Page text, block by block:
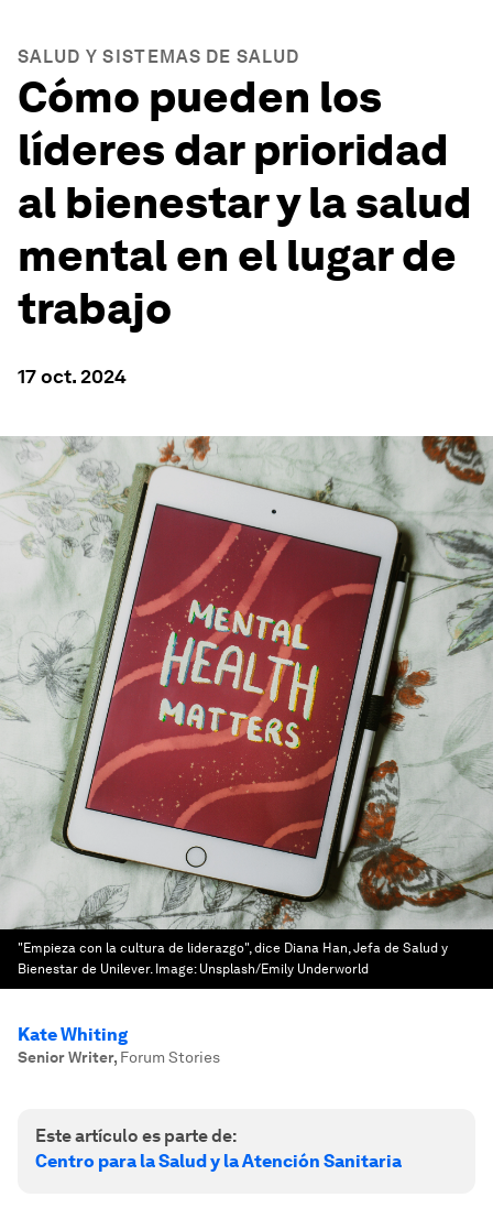
SALUD Y SISTEMAS DE SALUD
Cómo pueden los
líderes dar prioridad
al bienestar y la salud
mental en el lugar de
trabajo
17 oct. 2024
"Empieza con la cultura de liderazgo", dice Diana Han, Jefa de Salud y
Bienestar de Unilever. Image: Unsplash/Emily Underworld
Kate Whiting
Senior Writer, Forum Stories
Este artículo es parte de:
Centro para la Salud y la Atención Sanitaria